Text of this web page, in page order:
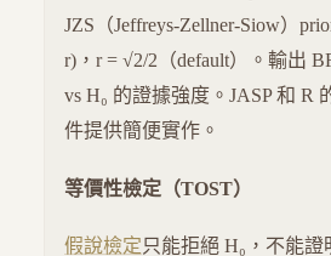
JZS（Jeffreys-Zellner-Siow）
r)，r = √2/2（default）。輸出
vs H₀ 的證據強度。JASP 和 R
件提供簡便實作。
等價性檢定（TOST）
假說檢定只能拒絕 H₀，不能證